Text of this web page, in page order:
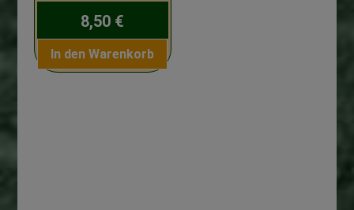
8,50 €
In den Warenkorb